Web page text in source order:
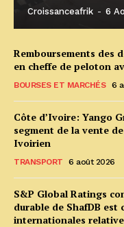
Croissanceafrik - 6
Remboursements des
en cheffe de peloton
BOURSES ET MARCHÉS 6
Côte d’Ivoire: Yango
segment de la vente
Ivoirien
TRANSPORT 6 août 2026
S&P Global Ratings
durable de ShafDB est
internationales